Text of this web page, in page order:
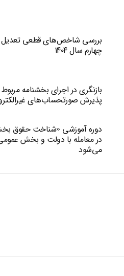
بررسی شاخص‌های قطعی
چهارم سال ۱۴۰۴
بازنگری در اجرای بخشنامه
پذیرش صورتحساب‌های
دوره آموزشی «شناخت
در معامله با دولت و بخش
می‌شود